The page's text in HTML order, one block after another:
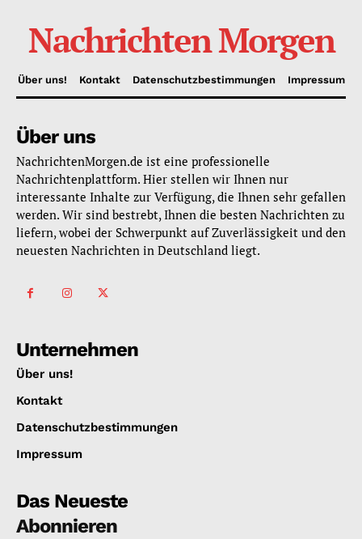
Nachrichten Morgen
Über uns! Kontakt Datenschutzbestimmungen Impressum
Über uns
NachrichtenMorgen.de ist eine professionelle
Nachrichtenplattform. Hier stellen wir Ihnen nur
interessante Inhalte zur Verfügung, die Ihnen sehr gefallen
werden. Wir sind bestrebt, Ihnen die besten Nachrichten zu
liefern, wobei der Schwerpunkt auf Zuverlässigkeit und den
neuesten Nachrichten in Deutschland liegt.
Unternehmen
Über uns!
Kontakt
Datenschutzbestimmungen
Impressum
Das Neueste
Abonnieren